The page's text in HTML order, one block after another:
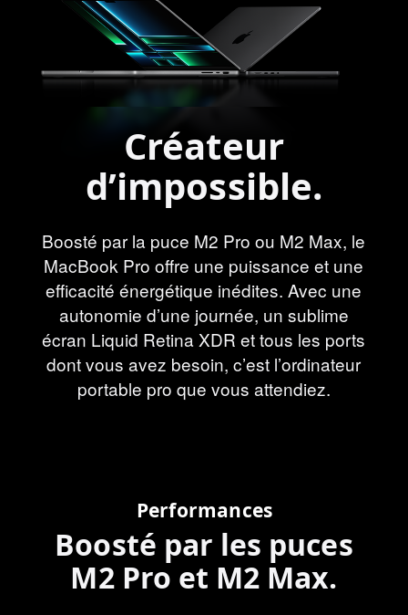
Créateur
d’impossible.
Boosté par la puce M2 Pro ou M2 Max, le
MacBook Pro offre une puissance et une
efficacité énergétique inédites. Avec une
autonomie d’une journée, un sublime
écran Liquid Retina XDR et tous les ports
dont vous avez besoin, c’est l’ordinateur
portable pro que vous attendiez.
Performances
Boosté par les puces
M2 Pro et M2 Max.